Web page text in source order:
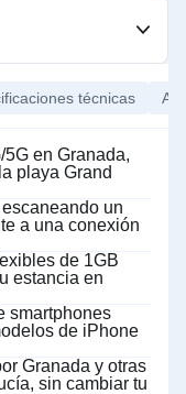
técnicas
en Granada,
playa Grand
un
a una conexión
de 1GB
estancia en
smartphones
de iPhone
Granada y otras
sin cambiar tu